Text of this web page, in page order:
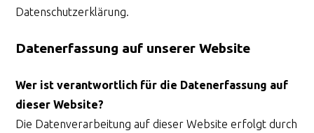
Datenschutzerklärung.
Datenerfassung auf unserer Website
Wer ist verantwortlich für die Datenerfassung auf
dieser Website?
Die Datenverarbeitung auf dieser Website erfolgt durch